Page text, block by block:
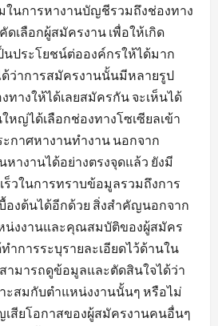
ในการหางานบัญชีรวมถึงช่องทาง
ดเลือกผู้สมัครงาน เพื่อให้เกิด
นประโยชน์ต่อองค์กรให้ได้มาก
ว่าการสมัครงานนั้นมีหลายรูป
ทางให้ได้เลยสมัครกัน จะเห็นได้
หญ่ได้เลือกช่องทางโซเซียลเข้า
กาศหางานทำงาน นอกจาก
างานได้อย่างตรงจุดแล้ว ยังมี
ร็วในการทราบข้อมูลรวมถึงการ
องต้นได้อีกด้วย สิ่งสำคัญนอกจาก
น่งงานและคุณสมบัติของผู้สมัคร
ำการระบุรายละเอียดไว้ด้านใน
ามารถดูข้อมูลและตัดสินใจได้ว่า
ะสมกับตำแหน่งงานนั้นๆ หรือไม่
เสียโอกาสของผู้สมัครงานคนอื่นๆ